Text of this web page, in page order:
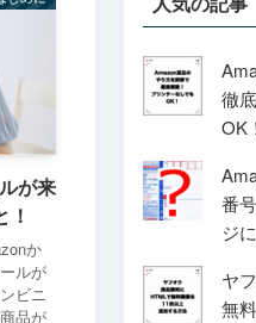
が来
か
ルが
ビニ
品が
徹
OK
番
ジ
ヤ
無